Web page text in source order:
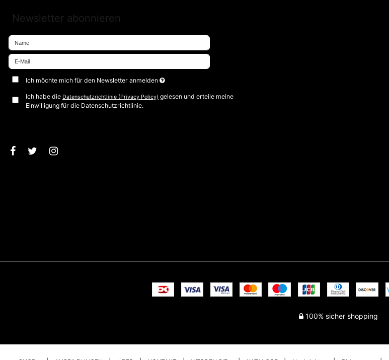
Newsletter abonnieren
Ich möchte mich für den Newsletter anmelden
Ich habe die Datenschutzrichtlinie (Privacy Policy) gelesen und erteile meine
Einwilligung für die Datenschutzrichtlinie.
100% sicher shopping